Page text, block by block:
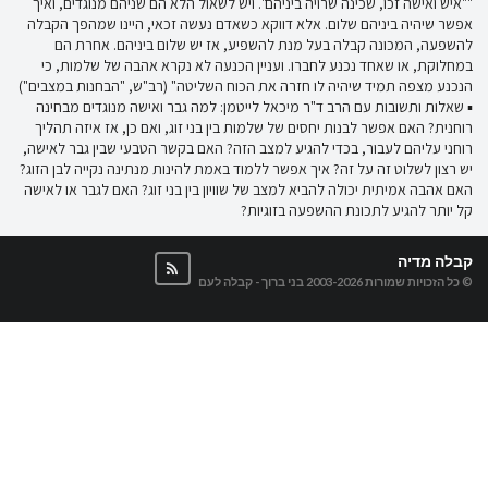
אפשר שיהיה ביניהם שלום. אלא דווקא כשאדם נעשה זכאי, היינו שמהפך הקבלה
להשפעה, המכונה קבלה בעל מנת להשפיע, אז יש שלום ביניהם. אחרת הם
במחלוקת, או שאחד נכנע לחברו. ועניין הכנעה לא נקרא אהבה של שלמות, כי
הנכנע מצפה תמיד שיהיה לו חזרה את הכוח השליטה" (רב"ש, "הבחנות במצבים")
▪ שאלות ותשובות עם הרב ד"ר מיכאל לייטמן: למה גבר ואישה מנוגדים מבחינה
רוחנית? האם אפשר לבנות יחסים של שלמות בין בני זוג, ואם כן, אז איזה תהליך
רוחני עליהם לעבור, בכדי להגיע למצב הזה? האם בקשר הטבעי שבין גבר לאישה,
יש רצון לשלוט זה על זה? איך אפשר ללמוד באמת להינות מנתינה נקייה לבן הזוג?
האם אהבה אמיתית יכולה להביא למצב של שוויון בין בני זוג? האם לגבר או לאישה
קל יותר להגיע לתכונת ההשפעה בזוגיות?
קבלה מדיה
© כל הזכויות שמורות 2003-2026 בני ברוך - קבלה לעם